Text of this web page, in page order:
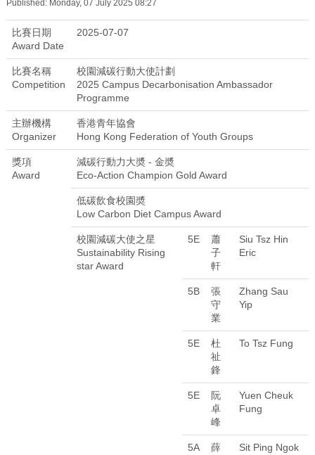
Published: Monday, 07 July 2025 08:27
比賽日期
Award Date
2025-07-07
比賽名稱
Competition
校園減碳行動大使計劃
2025 Campus Decarbonisation Ambassador
Programme
主辦機構
Organizer
香港青年協會
Hong Kong Federation of Youth Groups
獎項
Award
減碳行動力大奬 - 金奬
Eco-Action Champion Gold Award
低碳飲食校園奬
Low Carbon Diet Campus Award
校園減碳大使之星
Sustainability Rising
star Award
5E
蕭
子
軒
Siu Tsz Hin
Eric
5B
張
守
業
Zhang Sau
Yip
5E
杜
祉
鋒
To Tsz Fung
5E
阮
卓
峰
Yuen Cheuk
Fung
5A
薛
Sit Ping Ngok